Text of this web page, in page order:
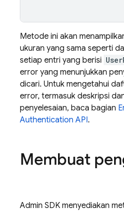
Metode ini akan
ukuran yang sama seperti
setiap entri yang berisi
error yang menunjukkan
dicari. Untuk mengetahui
error, termasuk deskripsi
penyelesaian, baca bagian
Authentication API.
Membuat
Admin SDK menyediakan